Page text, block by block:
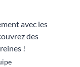
avec les
des
!